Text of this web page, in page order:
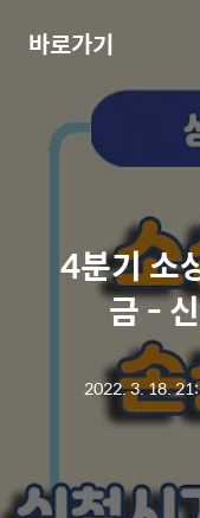
바로가기
4분기 소
금 -
2022. 3. 18.